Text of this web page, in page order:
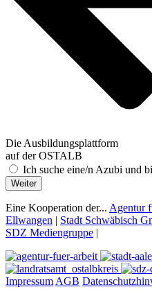
Die Ausbildungsplattform
auf der OSTALB
Ich suche eine/n Azubi und
Weiter
Eine Kooperation der... Agentur
Ellwangen | Stadt Schwäbisch
SDZ Mediengruppe |
Impressum AGB